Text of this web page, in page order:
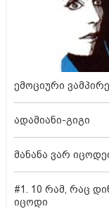
ემოციური
ადამიანი-გიგი
მანანა ვარ
#1. 10 რამ, რაც
იცოდი